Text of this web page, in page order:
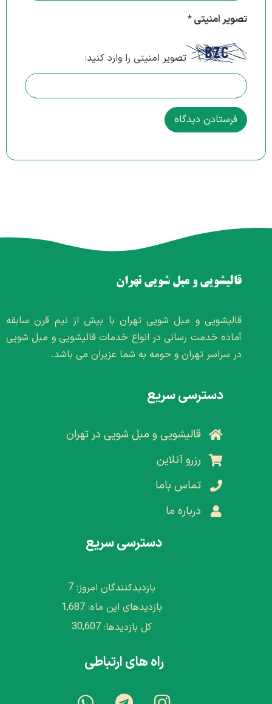
تصویر امنیتی*
تصویر امنیتی را وارد کنید:
قالیشویی و مبل شویی تهران
قالیشویی و مبل شویی تهران با بیش از نیم قرن سابقه
آماده خدمت رسانی در انواع خدمات قالیشویی و مبل شویی
در سراسر تهران و حومه به شما عزیران می باشد.
دسترسی سریع
قالیشویی و مبل شویی در تهران
رزرو آنلاین
تماس باما
درباره ما
دسترسی سریع
بازدیدکنندگان امروز: 7
بازدیدهای این ماه: 1,687
کل بازدیدها: 30,607
راه های ارتباطی